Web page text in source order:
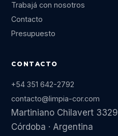
Trabajá con nosotros
Contacto
Presupuesto
CONTACTO
+54 351 642-2792
contacto@limpia-cor.com
Martiniano Chilavert 3329
Córdoba · Argentina